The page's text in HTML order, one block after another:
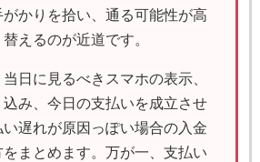
かりを拾い、通る可能性が高
えるのが近道です。
日に見るべきスマホの表示、
み、今日の支払いを成立させ
遅れが原因っぽい場合の入金
まとめます。万が一、支払い